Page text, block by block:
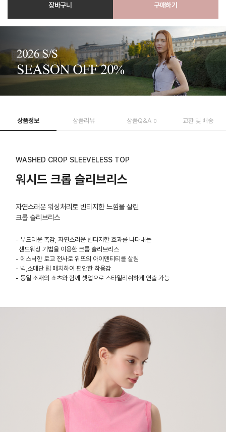
장바구니 구매하기
상품정보 상품리뷰 상품Q&A 0 교환 및 배송
WASHED CROP SLEEVELESS TOP
워시드 크롭 슬리브리스
자연스러운 워싱처리로 빈티지한 느낌을 살린
크롭 슬리브리스
- 부드러운 촉감, 자연스러운 빈티지한 효과를 나타내는
샌드워싱 기법을 이용한 크롭 슬리브리스
- 에스닉한 로고 전사로 위뜨의 아이덴티티를 살림
- 넥,소매단 립 매치하여 편안한 착용감
- 동일 소재의 쇼츠와 함께 셋업으로 스타일리쉬하게 연출 가능